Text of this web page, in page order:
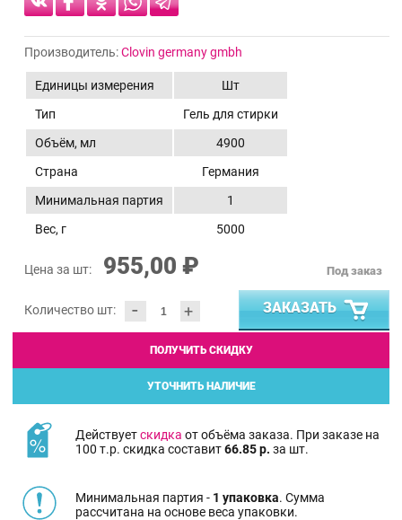
Производитель:Clovin germany gmbh
Единицы измерения
Шт
Тип
Гель для стирки
Объём, мл
4900
Страна
Германия
Минимальная партия
1
Вес, г
5000
Цена за шт: 955,00 ₽
Количество шт: - +
Под заказ
ЗАКАЗАТЬ
ПОЛУЧИТЬ СКИДКУ
УТОЧНИТЬ НАЛИЧИЕ
Действуетскидка от объёма заказа. При заказе на
100 т.р. скидка составит66.85 р. за шт.
Минимальная партия - 1 упаковка. Сумма
рассчитана на основе веса упаковки.